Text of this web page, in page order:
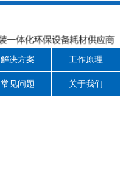
解决方案 工作原理
常见问题 关于我们